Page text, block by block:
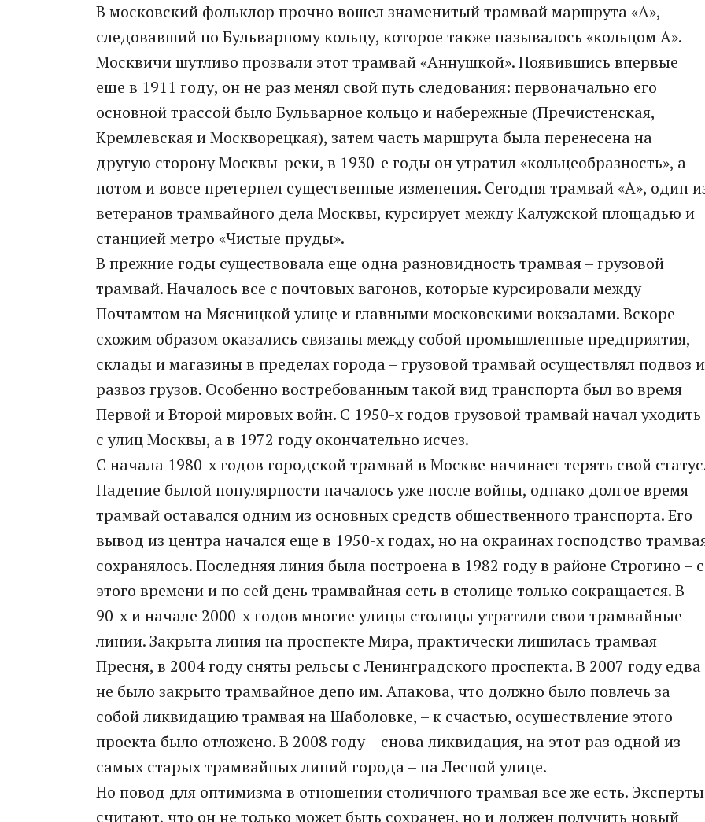
В московский фольклор прочно вошел знаменитый трамвай маршрута «А»,
следовавший по Бульварному кольцу, которое также называлось «кольцом А».
Москвичи шутливо прозвали этот трамвай «Аннушкой». Появившись впервые
еще в 1911 году, он не раз менял свой путь следования: первоначально его
основной трассой было Бульварное кольцо и набережные (Пречистенская,
Кремлевская и Москворецкая), затем часть маршрута была перенесена на
другую сторону Москвы-реки, в 1930-е годы он утратил «кольцеобразность», а
потом и вовсе претерпел существенные изменения. Сегодня трамвай «А», один
ветеранов трамвайного дела Москвы, курсирует между Калужской площадью и
станцией метро «Чистые пруды».
В прежние годы существовала еще одна разновидность трамвая – грузовой
трамвай. Началось все с почтовых вагонов, которые курсировали между
Почтамтом на Мясницкой улице и главными московскими вокзалами. Вскоре
схожим образом оказались связаны между собой промышленные предприятия,
склады и магазины в пределах города – грузовой трамвай осуществлял подвоз и
развоз грузов. Особенно востребованным такой вид транспорта был во время
Первой и Второй мировых войн. С 1950-х годов грузовой трамвай начал уходить
с улиц Москвы, а в 1972 году окончательно исчез.
С начала 1980-х годов городской трамвай в Москве начинает терять свой
Падение былой популярности началось уже после войны, однако долгое время
трамвай оставался одним из основных средств общественного транспорта. Его
вывод из центра начался еще в 1950-х годах, но на окраинах господство
сохранялось. Последняя линия была построена в 1982 году в районе Строгино – с
этого времени и по сей день трамвайная сеть в столице только сокращается. В
90-х и начале 2000-х годов многие улицы столицы утратили свои трамвайные
линии. Закрыта линия на проспекте Мира, практически лишилась трамвая
Пресня, в 2004 году сняты рельсы с Ленинградского проспекта. В 2007 году едва
не было закрыто трамвайное депо им. Апакова, что должно было повлечь за
собой ликвидацию трамвая на Шаболовке, – к счастью, осуществление этого
проекта было отложено. В 2008 году – снова ликвидация, на этот раз одной из
самых старых трамвайных линий города – на Лесной улице.
Но повод для оптимизма в отношении столичного трамвая все же есть. Эксперты
считают, что он не только может быть сохранен, но и должен получить новый